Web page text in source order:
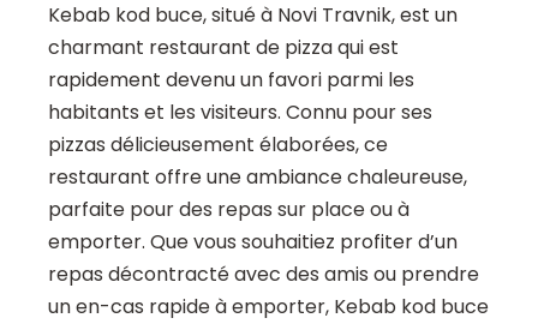
Kebab kod buce, situé à Novi Travnik, est un
charmant restaurant de pizza qui est
rapidement devenu un favori parmi les
habitants et les visiteurs. Connu pour ses
pizzas délicieusement élaborées, ce
restaurant offre une ambiance chaleureuse,
parfaite pour des repas sur place ou à
emporter. Que vous souhaitiez profiter d’un
repas décontracté avec des amis ou prendre
un en-cas rapide à emporter, Kebab kod buce